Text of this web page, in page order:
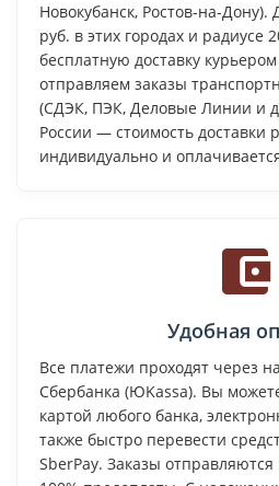
Новокубанск, Ростов-на-Дону).
руб. в этих городах и радиусе
бесплатную доставку
отправляем заказы
(СДЭК, ПЭК, Деловые Линии и
России — стоимость доставки
индивидуально и
Удобная
Все платежи проходят через
Сбербанка (ЮKassa). Вы
картой любого банка,
также быстро перевести
SberPay. Заказы отправляются